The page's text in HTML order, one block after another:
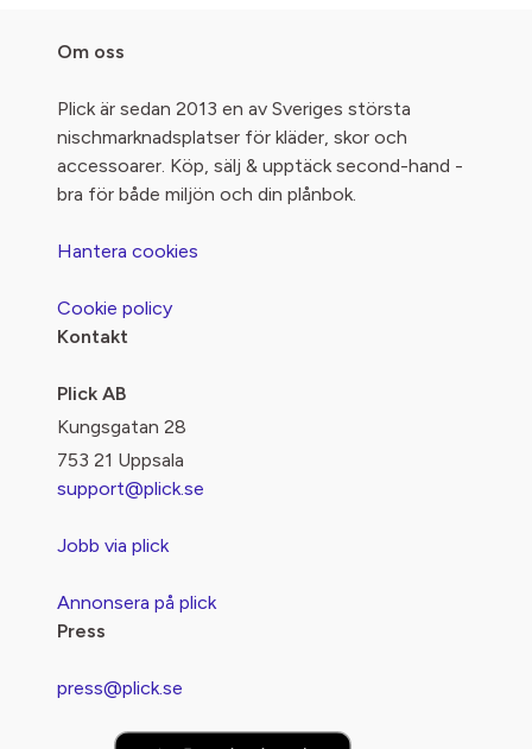
Om oss
Plick är sedan 2013 en av Sveriges största
nischmarknadsplatser för kläder, skor och
accessoarer. Köp, sälj & upptäck second-hand -
bra för både miljön och din plånbok.
Hantera cookies
Cookie policy
Kontakt
Plick AB
Kungsgatan 28
753 21 Uppsala
support@plick.se
Jobb via plick
Annonsera på plick
Press
press@plick.se